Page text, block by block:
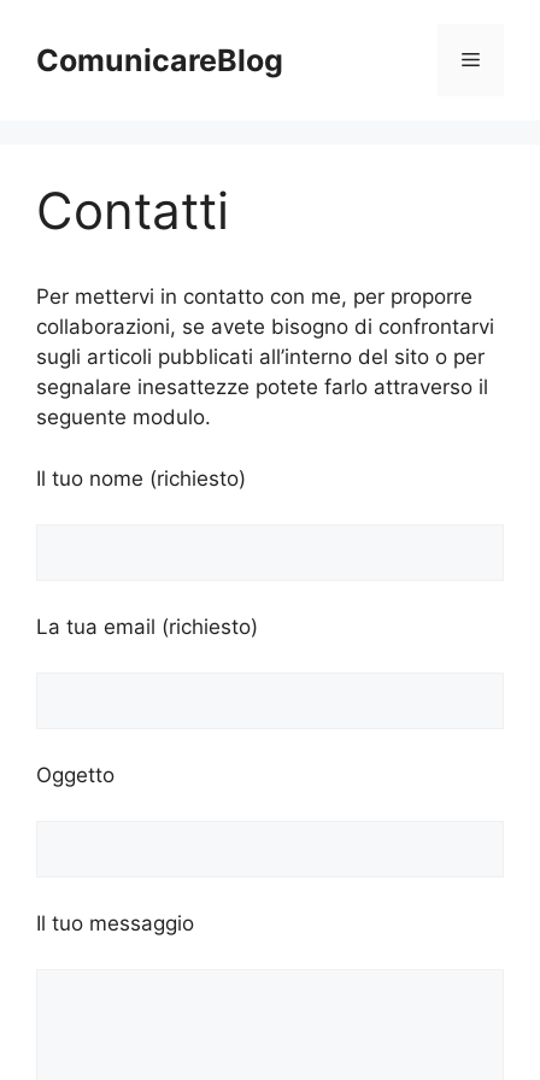
contenuto
ComunicareBlog Menu
Contatti
Per mettervi in contatto con me, per proporre
collaborazioni, se avete bisogno di confrontarvi
sugli articoli pubblicati all’interno del sito o per
segnalare inesattezze potete farlo attraverso il
seguente modulo.
Il tuo nome (richiesto)
La tua email (richiesto)
Oggetto
Il tuo messaggio